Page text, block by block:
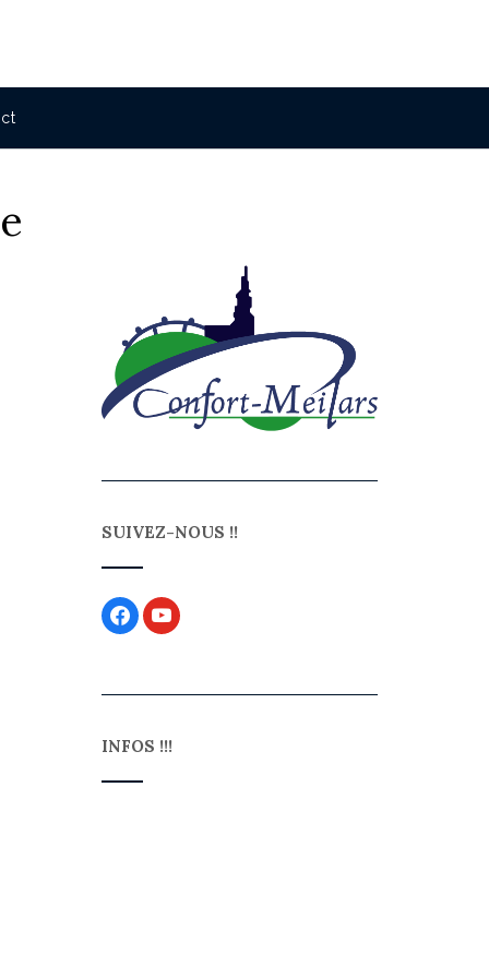
SUIVEZ-NOUS !!
INFOS !!!